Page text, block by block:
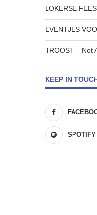
LOKERSE
EVENTJES
TROOST – Not
KEEP IN
SPOTIFY